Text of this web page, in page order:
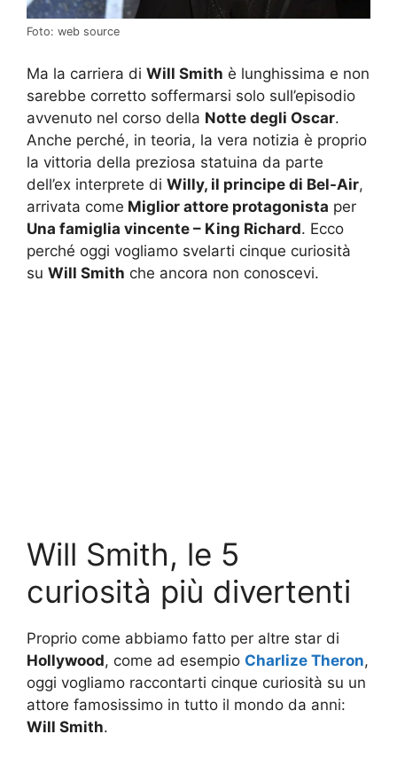
Foto: web source
Ma la carriera di Will Smith è lunghissima e non
sarebbe corretto soffermarsi solo sull’episodio
avvenuto nel corso della Notte degli Oscar.
Anche perché, in teoria, la vera notizia è proprio
la vittoria della preziosa statuina da parte
dell’ex interprete di Willy, il principe di Bel-Air,
arrivata come Miglior attore protagonista per
Una famiglia vincente – King Richard. Ecco
perché oggi vogliamo svelarti cinque curiosità
su Will Smith che ancora non conoscevi.
Will Smith, le 5
curiosità più divertenti
Proprio come abbiamo fatto per altre star di
Hollywood, come ad esempio Charlize Theron,
oggi vogliamo raccontarti cinque curiosità su un
attore famosissimo in tutto il mondo da anni:
Will Smith.